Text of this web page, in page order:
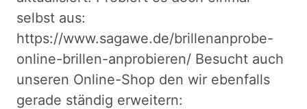
selbst aus:
https://www.sagawe.de/brillenanprobe-
online-brillen-anprobieren/ Besucht auch
unseren Online-Shop den wir ebenfalls
gerade ständig erweitern: